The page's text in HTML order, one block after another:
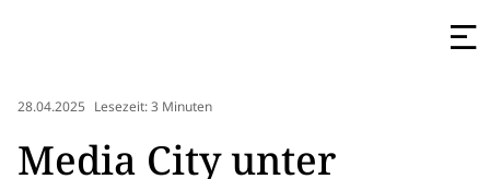
28.04.2025 Lesezeit: 3 Minuten
Media City unter